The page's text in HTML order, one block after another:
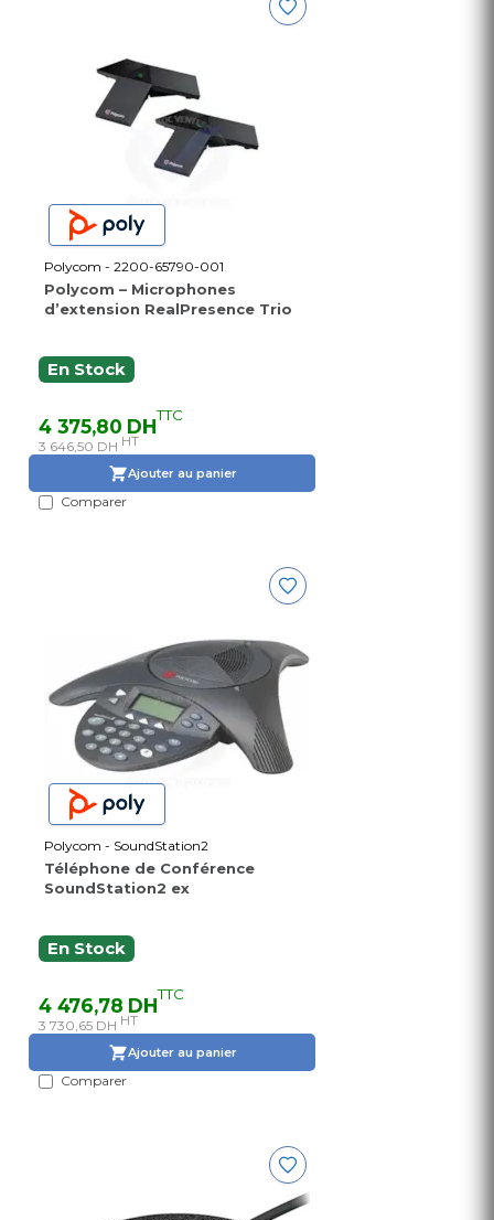
Polycom - 2200-65790-001
Polycom – Microphones
d’extension RealPresence Trio
En Stock
4 375,80 DHTTC
3 646,50 DH HT
Ajouter au panier
Comparer
Polycom - SoundStation2
Téléphone de Conférence
SoundStation2 ex
En Stock
4 476,78 DHTTC
3 730,65 DH HT
Ajouter au panier
Comparer